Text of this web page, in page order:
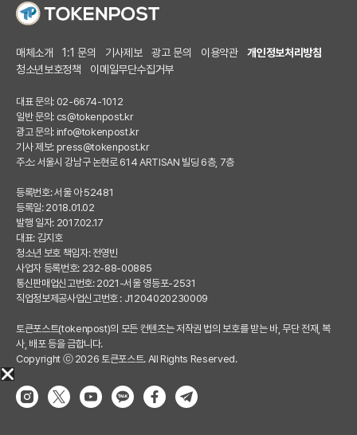
매체소개 1:1 문의 기사제보 광고 문의 이용약관
개인정보처리방침
청소년보호정책
이메일무단수집거부
대표 문의: 02-6674-1012
일반 문의: cs@tokenpost.kr
광고 문의: info@tokenpost.kr
기사 제보: press@tokenpost.kr
주소: 서울시 강남구 논현로 614 ARTISAN 빌딩 6층, 7층
등록번호: 서울 아 52481
등록일: 2018.01.02
발행 일자: 2017.02.17
대표: 김지호
청소년 보호 책임자: 전영빈
사업자 등록번호: 232-88-00885
통신판매업신고번호: 2021-서울 영등포-2531
직업정보제공사업신고번호 : J1204020230009
토큰포스트(tokenpost)의 모든 컨텐츠는 저작권 법의 보호를 받는 바, 무단 전재, 복
사, 배포 등을 금합니다.
Copyright ⓒ 2026 토큰포스트. All Rights Reserved.